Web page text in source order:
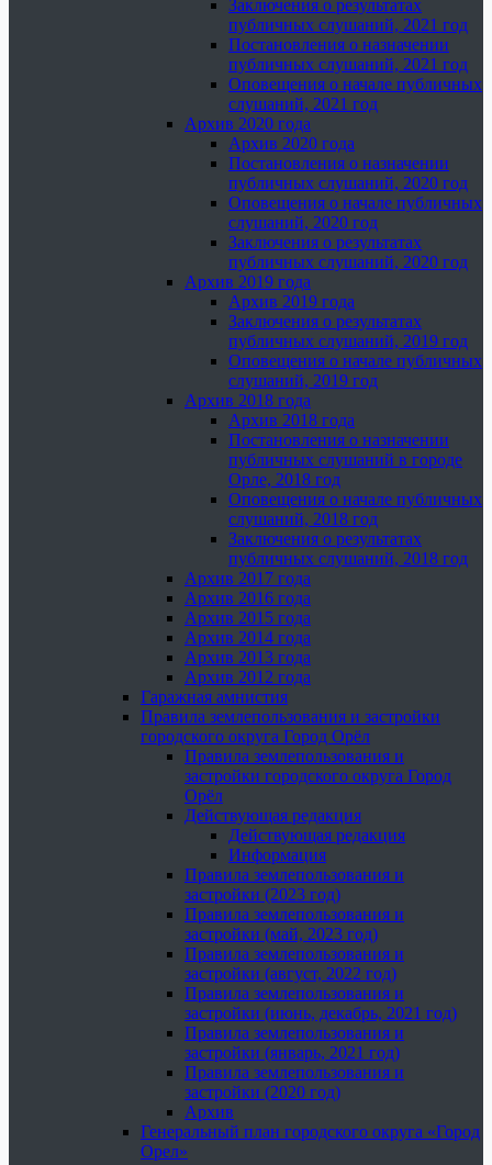
Заключения о результатах
публичных слушаний, 2021 год
Постановления о назначении
публичных слушаний, 2021 год
Оповещения о начале публичных
слушаний, 2021 год
Архив 2020 года
Архив 2020 года
Постановления о назначении
публичных слушаний, 2020 год
Оповещения о начале публичных
слушаний, 2020 год
Заключения о результатах
публичных слушаний, 2020 год
Архив 2019 года
Архив 2019 года
Заключения о результатах
публичных слушаний, 2019 год
Оповещения о начале публичных
слушаний, 2019 год
Архив 2018 года
Архив 2018 года
Постановления о назначении
публичных слушаний в городе
Орле, 2018 год
Оповещения о начале публичных
слушаний, 2018 год
Заключения о результатах
публичных слушаний, 2018 год
Архив 2017 года
Архив 2016 года
Архив 2015 года
Архив 2014 года
Архив 2013 года
Архив 2012 года
Гаражная амнистия
Правила землепользования и застройки
городского округа Город Орёл
Правила землепользования и
застройки городского округа Город
Орёл
Действующая редакция
Действующая редакция
Информация
Правила землепользования и
застройки (2023 год)
Правила землепользования и
застройки (май, 2023 год)
Правила землепользования и
застройки (август, 2022 год)
Правила землепользования и
застройки (июнь, декабрь, 2021 год)
Правила землепользования и
застройки (январь, 2021 год)
Правила землепользования и
застройки (2020 год)
Архив
Генеральный план городского округа «Город
Орел»